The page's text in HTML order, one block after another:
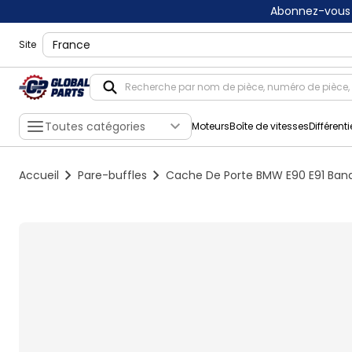
Abonnez-
Site shippingLocation
Toutes catégories MoteursBoîte de vitesses
Accueil Pare-buffles Cache De Porte BMW E90 E91